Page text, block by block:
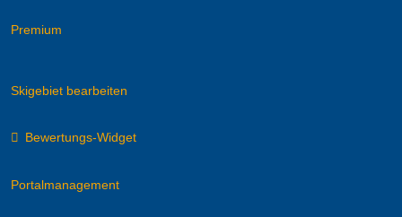
Premium
Skigebiet bearbeiten
Bewertungs-Widget
Portalmanagement